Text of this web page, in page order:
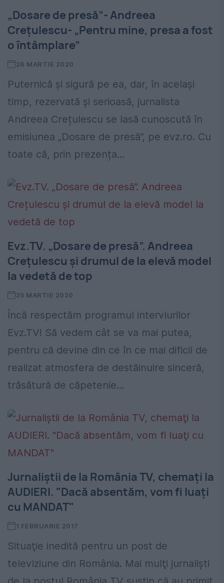
„Dosare de presă”- Andreea
Crețulescu- „Pentru mine, presa a fost
o întâmplare”
26 MARTIE 2020
Puternică și sigură pe ea, dar, în același
timp, rezervată și serioasă, jurnalista
Andreea Crețulescu se lasă cunoscută în
emisiunea „Dosare de presă”, pe evz.ro. Cu
toate că, prin prezența...
Evz.TV. „Dosare de presă”. Andreea
Crețulescu și drumul de la elevă model
la vedetă de top
25 MARTIE 2020
Încă respectăm programul interviurilor
Evz.TV! Să vedem cât se va mai putea,
pentru că devine din ce în ce mai dificil de
realizat atmosfera de destăinuire sinceră,
trăsătură de căpetenie...
Jurnaliştii de la România TV, chemaţi la
AUDIERI. "Dacă absentăm, vom fi luaţi
cu MANDAT"
1 FEBRUARIE 2017
Situaţie inedită pentru un post de
televiziune din România. Mai mulţi jurnalişti